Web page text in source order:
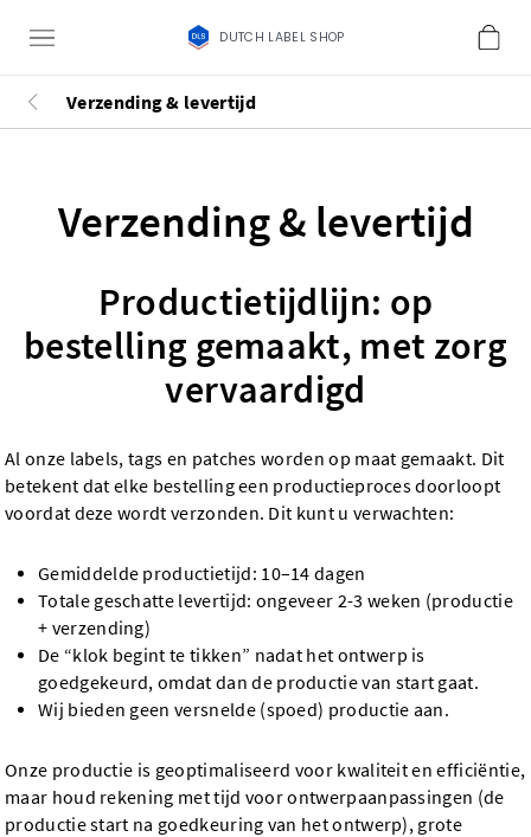
DUTCH LABEL SHOP
Verzending & levertijd
Verzending & levertijd
Productietijdlijn: op
bestelling gemaakt, met zorg
vervaardigd
Al onze labels, tags en patches worden op maat gemaakt. Dit
betekent dat elke bestelling een productieproces doorloopt
voordat deze wordt verzonden. Dit kunt u verwachten:
Gemiddelde productietijd: 10–14 dagen
Totale geschatte levertijd: ongeveer 2-3 weken (productie
+ verzending)
De “klok begint te tikken” nadat het ontwerp is
goedgekeurd, omdat dan de productie van start gaat.
Wij bieden geen versnelde (spoed) productie aan.
Onze productie is geoptimaliseerd voor kwaliteit en efficiëntie,
maar houd rekening met tijd voor ontwerpaanpassingen (de
productie start na goedkeuring van het ontwerp), grote